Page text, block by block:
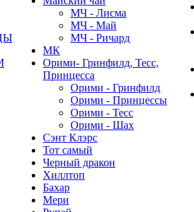
МЧ - Лисма
МЧ - Май
МЧ - Ричард
МК
Орими- Гринфилд, Тесс,
Принцесса
Орими - Гринфилд
Орими - Принцессы
Орими - Тесс
Орими - Шах
Сэнт Клэрс
Тот самый
Черный дракон
Хиллтоп
Бахар
Мери